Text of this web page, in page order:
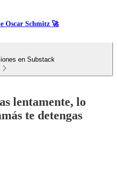
Oscar Schmitz 🚀
en Substack
lentamente, lo
te detengas